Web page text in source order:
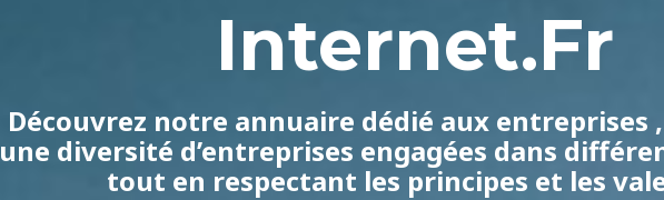
Internet.fr
Découvrez notre annuaire dédié aux entreprises
une diversité d’entreprises engagées dans
tout en respectant les principes et les